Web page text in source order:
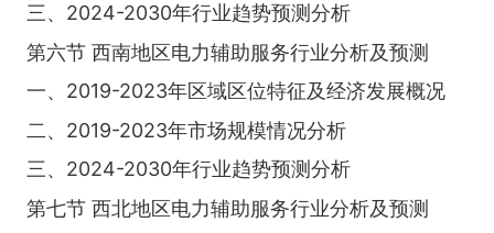
三、2024-2030年行业趋势预测分析
第六节 西南地区电力辅助服务行业分析及预测
一、2019-2023年区域区位特征及经济发展概况
二、2019-2023年市场规模情况分析
三、2024-2030年行业趋势预测分析
第七节 西北地区电力辅助服务行业分析及预测